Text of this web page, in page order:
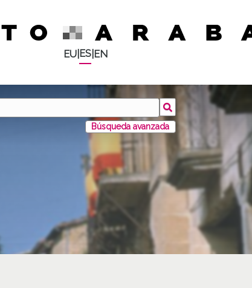
EU| ES| EN
Búsqueda avanzada